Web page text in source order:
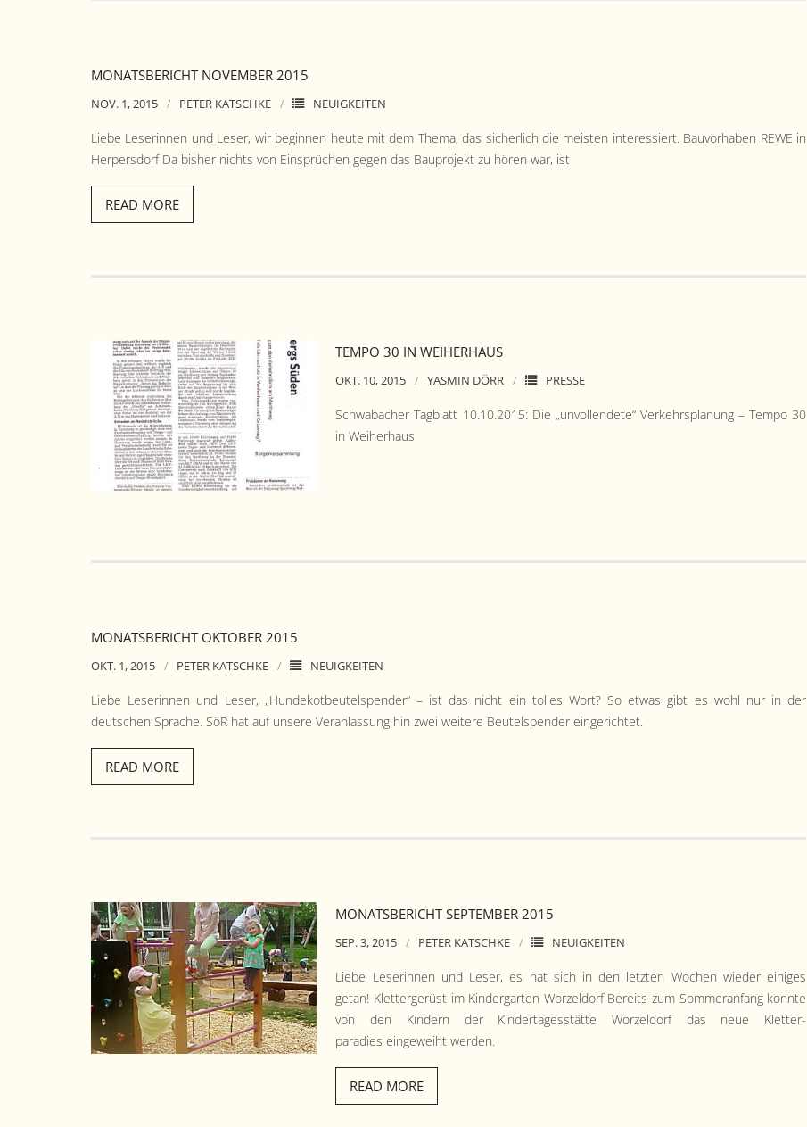
MONATSBERICHT NOVEMBER 2015
NOV. 1, 2015 PETER KATSCHKE NEUIGKEITEN
Liebe Leserin­nen und Leser, wir begin­nen heute mit dem The­ma, das sicher­lich die meis­ten inter­essiert. Bau­vorhaben REWE in
Her­pers­dorf Da bish­er nichts von Ein­sprüchen gegen das Baupro­jekt zu hören war, ist
READ MORE
TEMPO 30 IN WEIHERHAUS
OKT. 10, 2015 YASMIN DÖRR PRESSE
Schwabach­er Tag­blatt 10.10.2015: Die „unvol­len­dete“ Verkehrs­pla­nung – Tem­po 30
in Weiherhaus
MONATSBERICHT OKTOBER 2015
OKT. 1, 2015 PETER KATSCHKE NEUIGKEITEN
Liebe Leserin­nen und Leser, „Hun­dekot­beu­tel­spender“ – ist das nicht ein tolles Wort? So etwas gibt es wohl nur in der
deutschen Sprache. SöR hat auf unsere Ver­an­las­sung hin zwei weit­ere Beu­tel­spender eingerichtet.
READ MORE
MONATSBERICHT SEPTEMBER 2015
SEP. 3, 2015 PETER KATSCHKE NEUIGKEITEN
Liebe Leserin­nen und Leser, es hat sich in den let­zten Wochen wieder einiges
getan! Klet­terg­erüst im Kinder­garten Worzel­dorf Bere­its zum Som­mer­an­fang kon­nte
von den Kindern der Kindertagesstätte Worzel­dorf das neue Klet­ter­
paradies eingewei­ht werden.
READ MORE